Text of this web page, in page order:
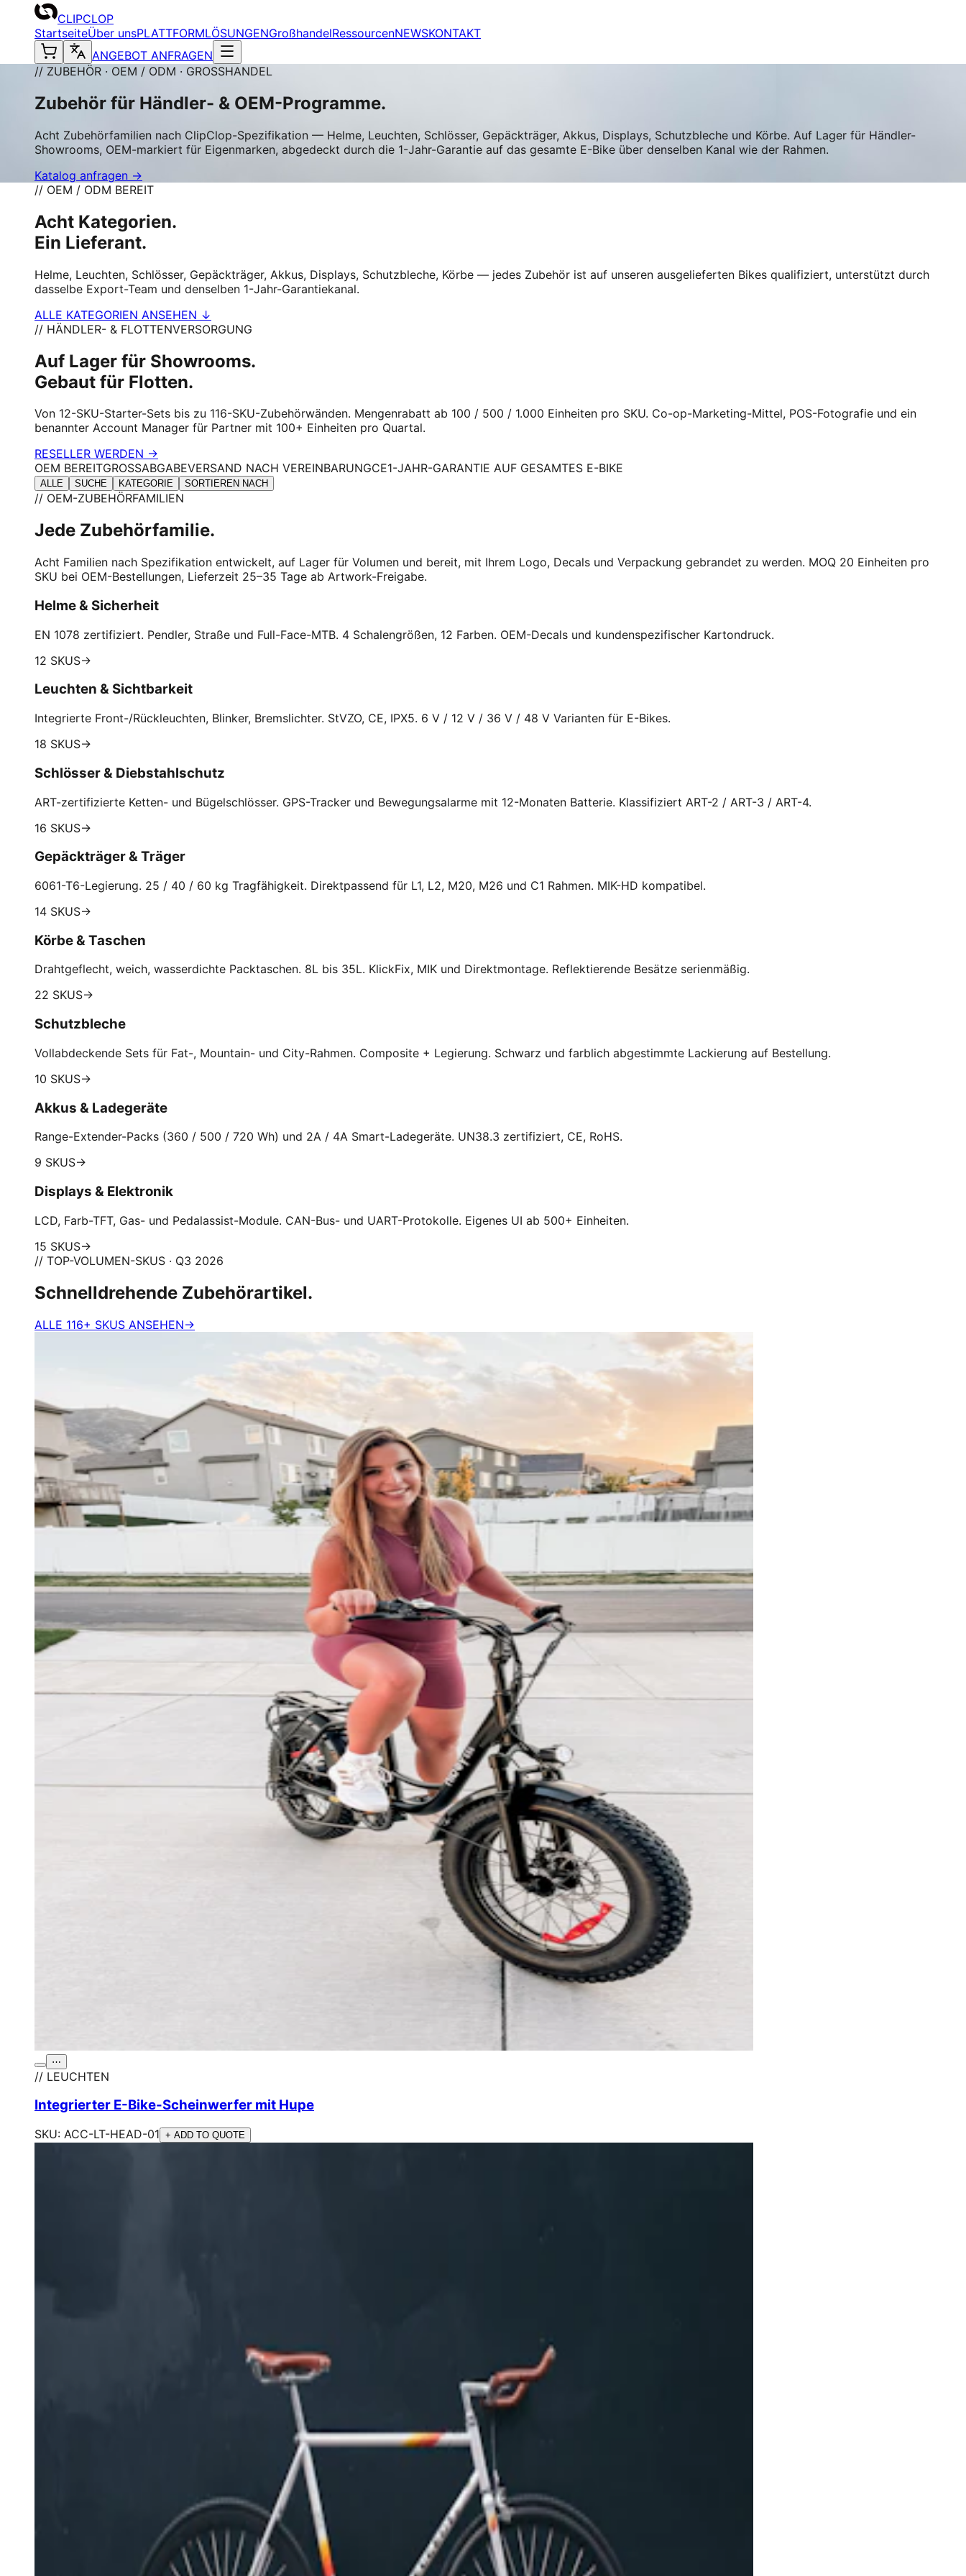
CLIPCLOP
StartseiteÜber unsPLATTFORMLÖSUNGENGroßhandelRessourcenNEWSKONTAKT
ANGEBOT ANFRAGEN
// ZUBEHÖR · OEM / ODM · GROSSHANDEL
Zubehör für Händler- & OEM-Programme.
Acht Zubehörfamilien nach ClipClop-Spezifikation — Helme, Leuchten, Schlösser, Gepäckträger, Akkus, Displays, Schutzbleche und Körbe. Auf Lager für Händler-
Showrooms, OEM-markiert für Eigenmarken, abgedeckt durch die 1-Jahr-Garantie auf das gesamte E-Bike über denselben Kanal wie der Rahmen.
Katalog anfragen →
// OEM / ODM BEREIT
Acht Kategorien.
Ein Lieferant.
Helme, Leuchten, Schlösser, Gepäckträger, Akkus, Displays, Schutzbleche, Körbe — jedes Zubehör ist auf unseren ausgelieferten Bikes qualifiziert, unterstützt durch
dasselbe Export-Team und denselben 1-Jahr-Garantiekanal.
ALLE KATEGORIEN ANSEHEN ↓
// HÄNDLER- & FLOTTENVERSORGUNG
Auf Lager für Showrooms.
Gebaut für Flotten.
Von 12-SKU-Starter-Sets bis zu 116-SKU-Zubehörwänden. Mengenrabatt ab 100 / 500 / 1.000 Einheiten pro SKU. Co-op-Marketing-Mittel, POS-Fotografie und ein
benannter Account Manager für Partner mit 100+ Einheiten pro Quartal.
RESELLER WERDEN →
OEM BEREITGROSSABGABEVERSAND NACH VEREINBARUNGCE1-JAHR-GARANTIE AUF GESAMTES E-BIKE
ALLE SUCHE KATEGORIE SORTIEREN NACH
// OEM-ZUBEHÖRFAMILIEN
Jede Zubehörfamilie.
Acht Familien nach Spezifikation entwickelt, auf Lager für Volumen und bereit, mit Ihrem Logo, Decals und Verpackung gebrandet zu werden. MOQ 20 Einheiten pro
SKU bei OEM-Bestellungen, Lieferzeit 25–35 Tage ab Artwork-Freigabe.
Helme & Sicherheit
EN 1078 zertifiziert. Pendler, Straße und Full-Face-MTB. 4 Schalengrößen, 12 Farben. OEM-Decals und kundenspezifischer Kartondruck.
12 SKUS→
Leuchten & Sichtbarkeit
Integrierte Front-/Rückleuchten, Blinker, Bremslichter. StVZO, CE, IPX5. 6 V / 12 V / 36 V / 48 V Varianten für E-Bikes.
18 SKUS→
Schlösser & Diebstahlschutz
ART-zertifizierte Ketten- und Bügelschlösser. GPS-Tracker und Bewegungsalarme mit 12-Monaten Batterie. Klassifiziert ART-2 / ART-3 / ART-4.
16 SKUS→
Gepäckträger & Träger
6061-T6-Legierung. 25 / 40 / 60 kg Tragfähigkeit. Direktpassend für L1, L2, M20, M26 und C1 Rahmen. MIK-HD kompatibel.
14 SKUS→
Körbe & Taschen
Drahtgeflecht, weich, wasserdichte Packtaschen. 8L bis 35L. KlickFix, MIK und Direktmontage. Reflektierende Besätze serienmäßig.
22 SKUS→
Schutzbleche
Vollabdeckende Sets für Fat-, Mountain- und City-Rahmen. Composite + Legierung. Schwarz und farblich abgestimmte Lackierung auf Bestellung.
10 SKUS→
Akkus & Ladegeräte
Range-Extender-Packs (360 / 500 / 720 Wh) und 2A / 4A Smart-Ladegeräte. UN38.3 zertifiziert, CE, RoHS.
9 SKUS→
Displays & Elektronik
LCD, Farb-TFT, Gas- und Pedalassist-Module. CAN-Bus- und UART-Protokolle. Eigenes UI ab 500+ Einheiten.
15 SKUS→
// TOP-VOLUMEN-SKUS · Q3 2026
Schnelldrehende Zubehörartikel.
ALLE 116+ SKUS ANSEHEN→
⋯
// LEUCHTEN
Integrierter E-Bike-Scheinwerfer mit Hupe
SKU: ACC-LT-HEAD-01 + ADD TO QUOTE